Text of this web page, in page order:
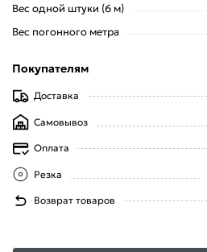
Вес одной штуки (6 м)
Вес погонного метра
Покупателям
Доставка
Самовывоз
Оплата
Резка
Возврат товаров